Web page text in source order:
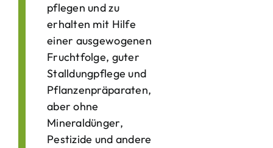
pflegen und zu
erhalten mit Hilfe
einer ausgewogenen
Fruchtfolge, guter
Stalldungpflege und
Pflanzenpräparaten,
aber ohne
Mineraldünger,
Pestizide und andere